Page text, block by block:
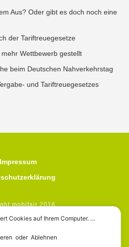
Aus? Oder gibt es doch noch eine
der Tariftreuegesetze
Wettbewerb gestellt
beim Deutschen Nahverkehrstag
und Tariftreuegesetzes
Impressum
mobifair 2016
Cookies auf Ihrem Computer. …
oder Ablehnen